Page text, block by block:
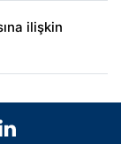
ilişkin